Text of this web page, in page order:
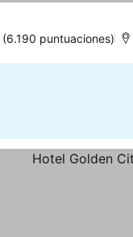
(6.190 puntuaciones)